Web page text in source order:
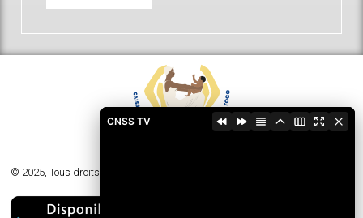
© 2025, Tous droits réservés - Caisse Nationale de Sécurité Sociale du Togo
CNSS TV